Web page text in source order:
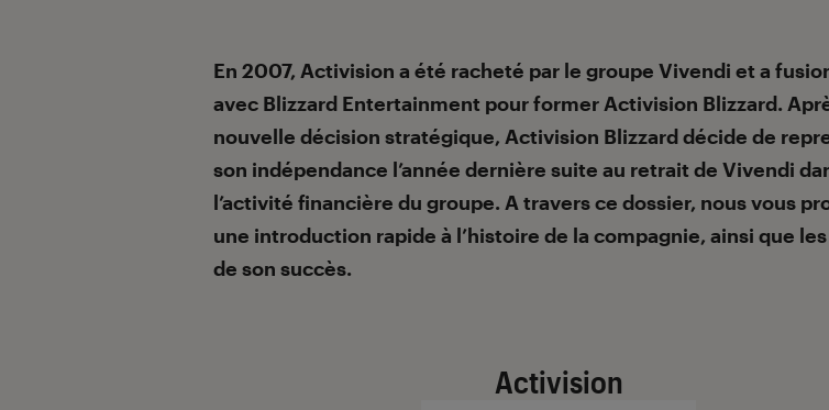
Introduction
En 2007, Activision a été racheté par le groupe Vivendi et a
avec Blizzard Entertainment pour former Activision Blizzard.
nouvelle décision stratégique, Activision Blizzard décide de
son indépendance l’année dernière suite au retrait de Vivendi
l’activité financière du groupe. A travers ce dossier, nous vous
une introduction rapide à l’histoire de la compagnie, ainsi que
de son succès.
Activision